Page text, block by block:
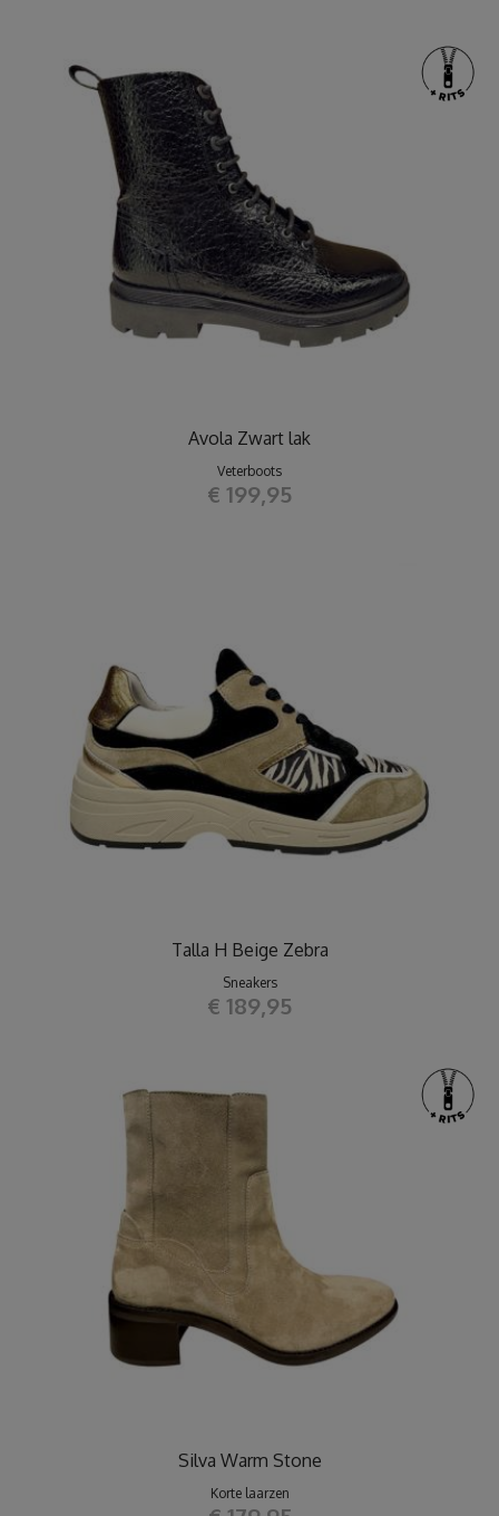
Avola Zwart lak
Veterboots
€ 199,95
Talla H Beige Zebra
Sneakers
€ 189,95
Silva Warm Stone
Korte laarzen